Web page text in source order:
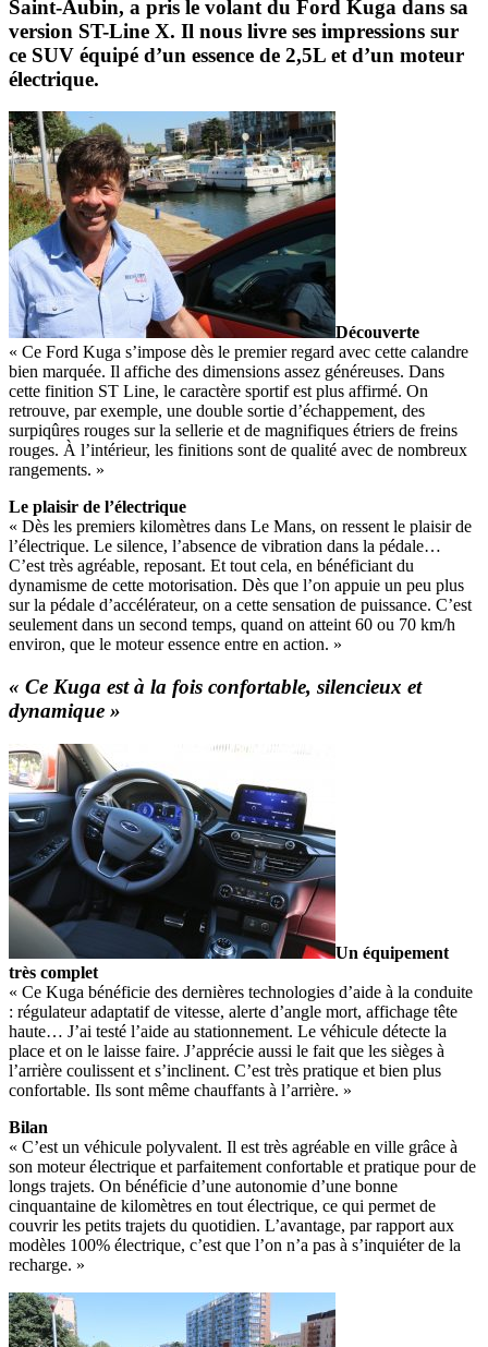
Saint-Aubin, a pris le volant du Ford Kuga dans sa
version ST-Line X. Il nous livre ses impressions sur
ce SUV équipé d’un essence de 2,5L et d’un moteur
électrique.
Découverte
« Ce Ford Kuga s’impose dès le premier regard avec cette calandre
bien marquée. Il affiche des dimensions assez généreuses. Dans
cette finition ST Line, le caractère sportif est plus affirmé. On
retrouve, par exemple, une double sortie d’échappement, des
surpiqûres rouges sur la sellerie et de magnifiques étriers de freins
rouges. À l’intérieur, les finitions sont de qualité avec de nombreux
rangements. »
Le plaisir de l’électrique
« Dès les premiers kilomètres dans Le Mans, on ressent le plaisir de
l’électrique. Le silence, l’absence de vibration dans la pédale…
C’est très agréable, reposant. Et tout cela, en bénéficiant du
dynamisme de cette motorisation. Dès que l’on appuie un peu plus
sur la pédale d’accélérateur, on a cette sensation de puissance. C’est
seulement dans un second temps, quand on atteint 60 ou 70 km/h
environ, que le moteur essence entre en action. »
« Ce Kuga est à la fois confortable, silencieux et
dynamique »
Un équipement
très complet
« Ce Kuga bénéficie des dernières technologies d’aide à la conduite
: régulateur adaptatif de vitesse, alerte d’angle mort, affichage tête
haute… J’ai testé l’aide au stationnement. Le véhicule détecte la
place et on le laisse faire. J’apprécie aussi le fait que les sièges à
l’arrière coulissent et s’inclinent. C’est très pratique et bien plus
confortable. Ils sont même chauffants à l’arrière. »
Bilan
« C’est un véhicule polyvalent. Il est très agréable en ville grâce à
son moteur électrique et parfaitement confortable et pratique pour de
longs trajets. On bénéficie d’une autonomie d’une bonne
cinquantaine de kilomètres en tout électrique, ce qui permet de
couvrir les petits trajets du quotidien. L’avantage, par rapport aux
modèles 100% électrique, c’est que l’on n’a pas à s’inquiéter de la
recharge. »